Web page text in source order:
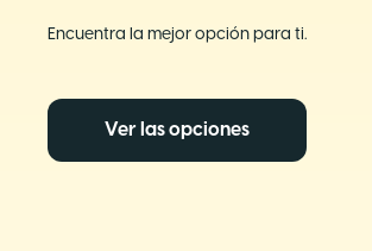
Encuentra la mejor opción para ti.
Ver las opciones